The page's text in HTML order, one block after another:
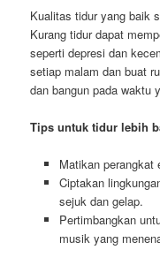
Kualitas tidur yang baik
Kurang tidur dapat
seperti depresi dan
setiap malam dan buat
dan bangun pada waktu
Tips untuk tidur lebih
Matikan perangkat
Ciptakan
sejuk dan gelap.
Pertimbangkan
musik yang